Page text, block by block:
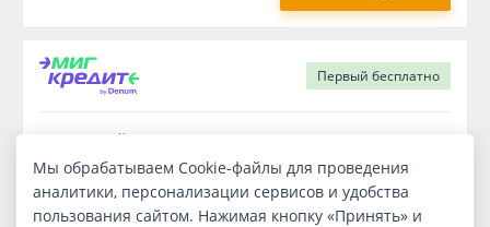
Первый бесплатно
Заём онлайн
Сумма
3 000
Срок
7дней
Мы обрабатываем Cookie-файлы для проведения
аналитики, персонализации сервисов и удобства
пользования сайтом. Нажимая кнопку «Принять» и